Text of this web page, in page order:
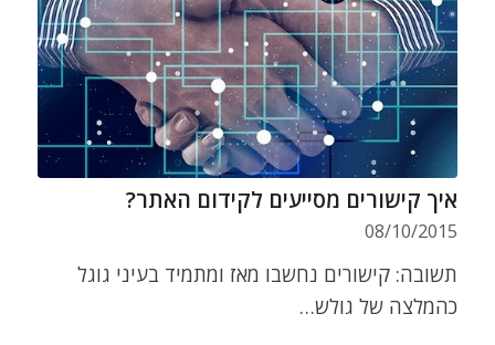
איך קישורים מסייעים לקידום האתר?
08/10/2015
תשובה: קישורים נחשבו מאז ומתמיד בעיני גוגל
כהמלצה של גולש…